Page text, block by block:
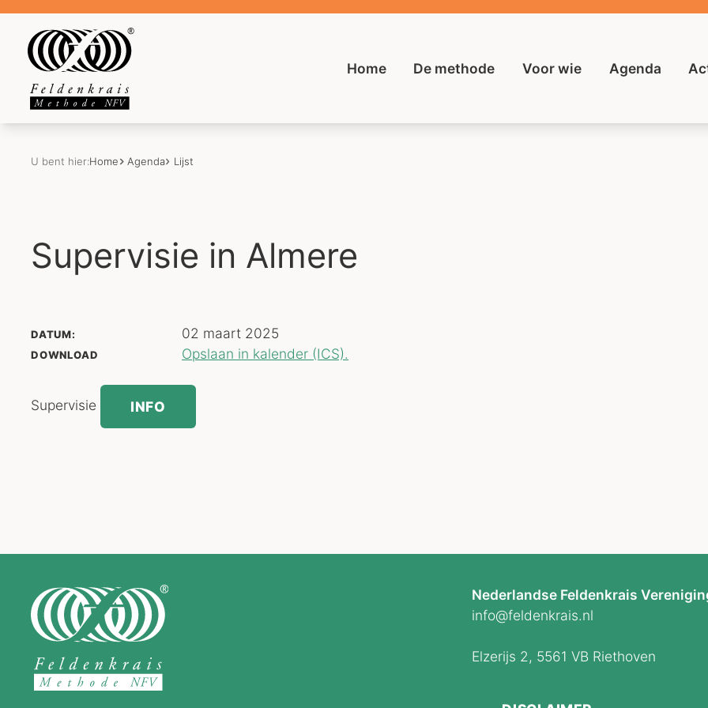
Home De methode Voor wie Agenda
U bent hier:Home Agenda Lijst
Supervisie in Almere
DATUM: 02 maart 2025
DOWNLOAD Opslaan in kalender (ICS).
Supervisie INFO
Nederlandse Feldenkrais
info@feldenkrais.nl
Elzerijs 2, 5561 VB Riethoven